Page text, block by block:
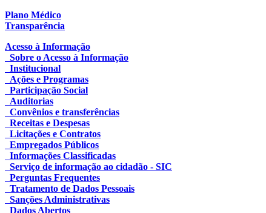
Plano Médico
Transparência
Acesso à Informação
Sobre o Acesso à Informação
Institucional
Ações e Programas
Participação Social
Auditorias
Convênios e transferências
Receitas e Despesas
Licitações e Contratos
Empregados Públicos
Informações Classificadas
Serviço de informação ao cidadão - SIC
Perguntas Frequentes
Tratamento de Dados Pessoais
Sanções Administrativas
Dados Abertos